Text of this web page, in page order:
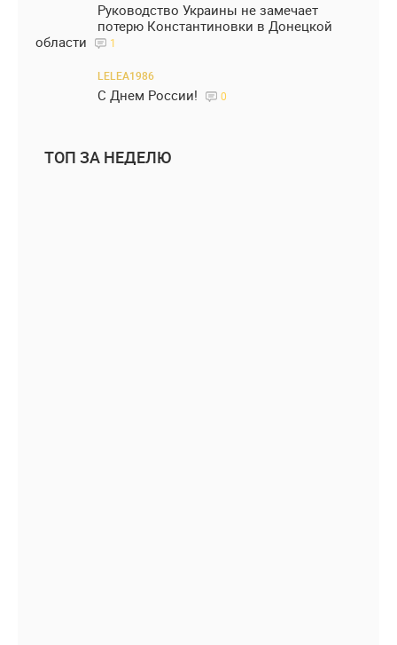
Руководство Украины не замечает
потерю Константиновки в Донецкой
области
1
LELEA1986
С Днем России! 0
ТОП ЗА НЕДЕЛЮ